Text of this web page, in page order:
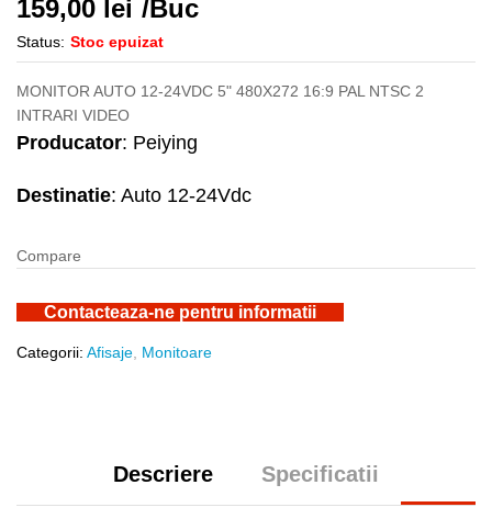
159,00 lei /Buc
Status: Stoc epuizat
MONITOR AUTO 12-24VDC 5" 480X272 16:9 PAL NTSC 2
INTRARI VIDEO
Producator: Peiying
Destinatie: Auto 12-24Vdc
Compare
Contacteaza-ne pentru informatii
Categorii: Afisaje Monitoare
Descriere Specificatii